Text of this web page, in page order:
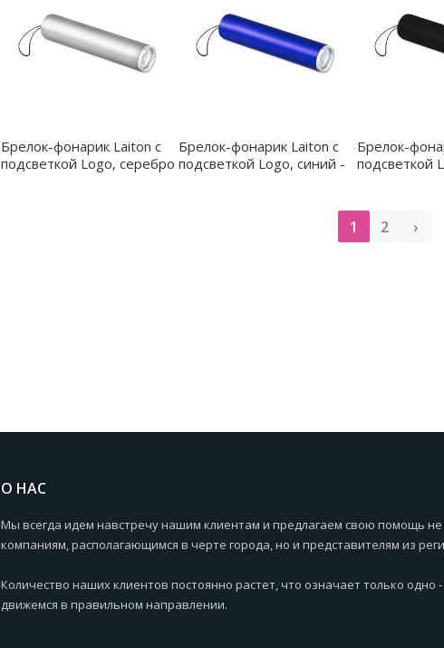
Брелок-фонарик Laiton с
подсветкой Logo, серебро
Брелок-фонарик Laiton с
подсветкой Logo, синий -
Брелок-
подсветкой
1 2 ›
О НАС
Мы всегда идем навстречу нашим клиентам и предлагаем свою помощь не
компаниям, располагающимся в черте города, но и представителям из
Количество наших клиентов постоянно растет, что означает только одно
движемся в правильном направлении.